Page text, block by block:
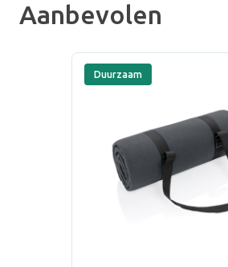
Aanbevolen
Duurzaam